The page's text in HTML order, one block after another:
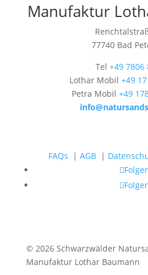
Manufaktur
77740 Bad
Tel +49 7806
Lothar Mobil+49
Petra Mobil+49
FAQs | AGB|
© 2026 Schwarzwälder
Manufaktur Lothar Baumann